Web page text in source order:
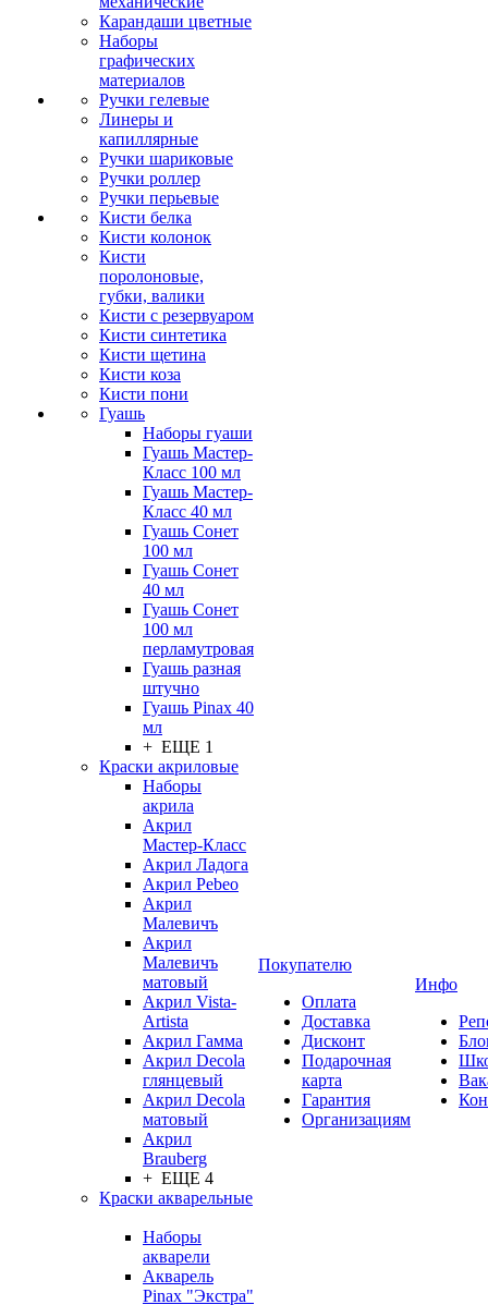
Карандаши цветные
Наборы
графических
материалов
Ручки гелевые
Линеры и
капиллярные
Ручки шариковые
Ручки роллер
Ручки перьевые
Кисти белка
Кисти колонок
Кисти
поролоновые,
губки, валики
Кисти с резервуаром
Кисти синтетика
Кисти щетина
Кисти коза
Кисти пони
Гуашь
Наборы гуаши
Гуашь Мастер-
Класс 100 мл
Гуашь Мастер-
Класс 40 мл
Гуашь Сонет
100 мл
Гуашь Сонет
40 мл
Гуашь Сонет
100 мл
перламутровая
Гуашь разная
штучно
Гуашь Pinax 40
мл
+ ЕЩЕ 1
Краски акриловые
Наборы
акрила
Акрил
Мастер-Класс
Акрил Ладога
Акрил Pebeo
Акрил
Малевичъ
Акрил
Малевичъ
матовый
Акрил Vista-
Artista
Акрил Гамма
Акрил Decola
глянцевый
Акрил Decola
матовый
Акрил
Brauberg
+ ЕЩЕ 4
Краски акварельные
Наборы
акварели
Акварель
Pinax "Экстра"
Покупателю
Оплата
Доставка
Дисконт
Подарочная
карта
Гарантия
Организациям
Инфо